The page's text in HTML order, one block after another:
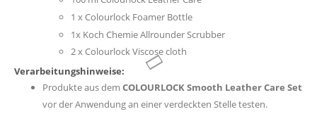
1 x Colourlock Foamer Bottle
1x Koch Chemie Allrounder Scrubber
2 x Colourlock Viscose cloth
Produkte aus dem COLOURLOCK Smooth Leather Care Set
vor der Anwendung an einer verdeckten Stelle testen.